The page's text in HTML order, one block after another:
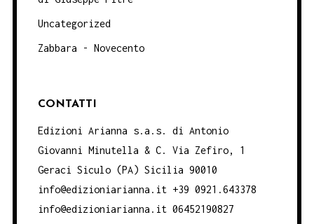
Uncategorized
Zabbara - Novecento
CONTATTI
Edizioni Arianna s.a.s. di Antonio
Giovanni Minutella & C. Via Zefiro, 1
Geraci Siculo (PA) Sicilia 90010
info@edizioniarianna.it +39 0921.643378
info@edizioniarianna.it 06452190827